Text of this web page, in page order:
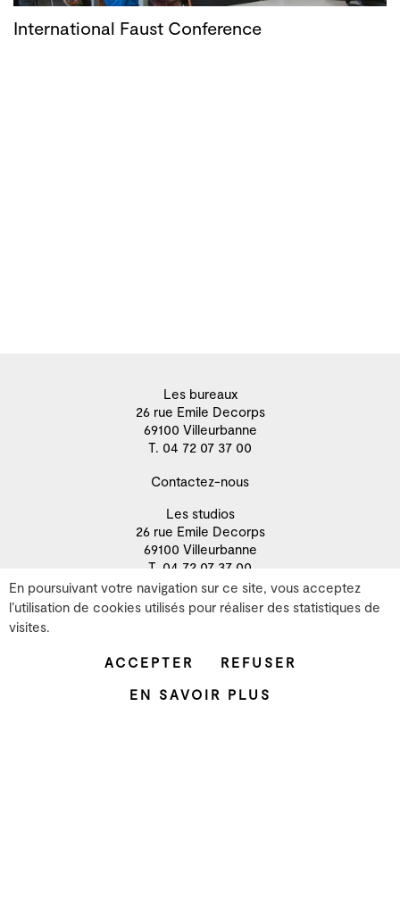
En poursuivant votre navigation sur ce site, vous acceptez
l’utilisation de cookies utilisés pour réaliser des statistiques de
visites.
ACCEPTER
REFUSER
EN SAVOIR PLUS
International Faust Conference
Les bureaux
26 rue Emile Decorps
69100 Villeurbanne
T. 04 72 07 37 00
Contactez-nous
Les studios
26 rue Emile Decorps
69100 Villeurbanne
T. 04 72 07 37 00
Le projet
L'équipe
Mentions légales
Facebook